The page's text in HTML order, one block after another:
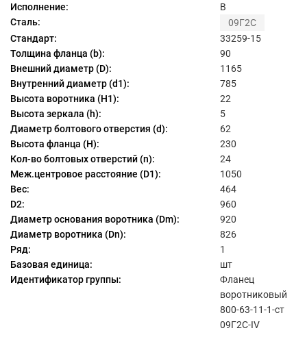
Исполнение:
B
Сталь:
09Г2С
Стандарт:
33259-15
Толщина фланца (b):
90
Внешний диаметр (D):
1165
Внутренний диаметр (d1):
785
Высота воротника (H1):
22
Высота зеркала (h):
5
Диаметр болтового отверстия (d):
62
Высота фланца (H):
230
Кол-во болтовых отверстий (n):
24
Меж.центровое расстояние (D1):
1050
Вес:
464
D2:
960
Диаметр основания воротника (Dm):
920
Диаметр воротника (Dn):
826
Ряд:
1
Базовая единица:
шт
Идентификатор группы:
Фланец
воротниковый
800-63-11-1-ст
09Г2С-IV